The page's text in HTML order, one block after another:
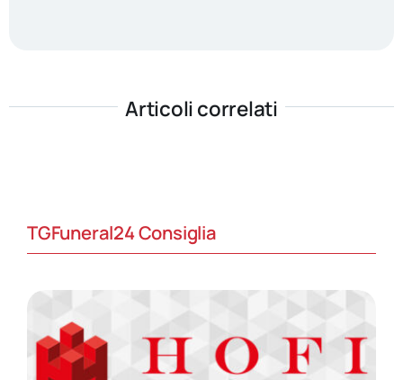
Articoli correlati
TGFuneral24 Consiglia